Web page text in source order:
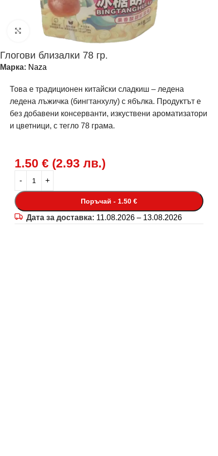
Щракнете за уголемяване
Глогови близалки 78 гр.
Марка: Naza
Това е традиционен китайски сладкиш – ледена
ледена лъжичка (бингтанхулу) с ябълка. Продуктът е
без добавени консерванти, изкуствени ароматизатори
и цветници, с тегло 78 грама.
1.50 € (2.93 лв.)
Поръчай - 1.50 €
Дата за доставка: 11.08.2026 – 13.08.2026